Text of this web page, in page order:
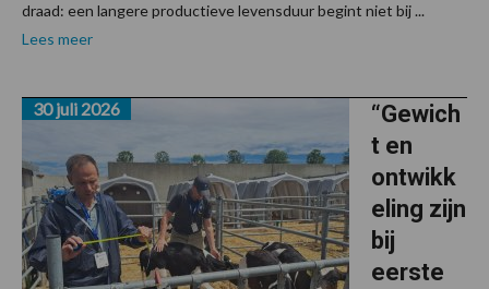
draad: een langere productieve levensduur begint niet bij ...
Lees meer
“Gewich
t en
ontwikk
eling zijn
bij
eerste
30 juli 2026